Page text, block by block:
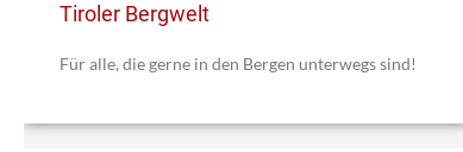
Tiroler Bergwelt
Für alle, die gerne in den Bergen unterwegs sind!